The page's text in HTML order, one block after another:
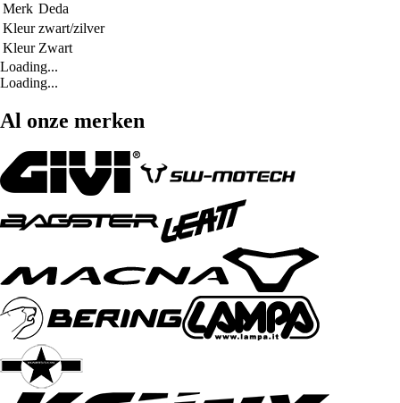
Merk Deda
Kleur zwart/zilver
Kleur Zwart
Loading...
Loading...
Al onze merken